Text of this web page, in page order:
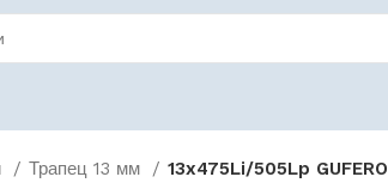
Трапец 13 мм 13x475Li/505Lp GUFERO